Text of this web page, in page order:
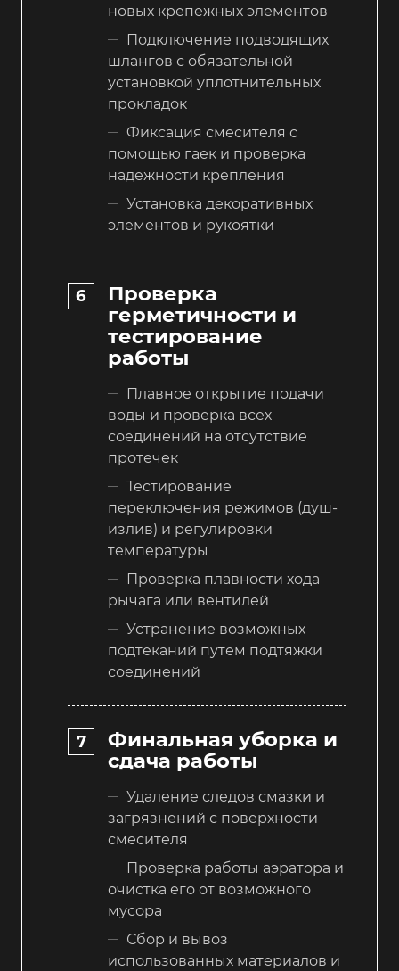
новых крепежных элементов
Подключение подводящих
шлангов с обязательной
установкой уплотнительных
прокладок
Фиксация смесителя с
помощью гаек и проверка
надежности крепления
Установка декоративных
элементов и рукоятки
Проверка
герметичности и
тестирование
работы
Плавное открытие подачи
воды и проверка всех
соединений на отсутствие
протечек
Тестирование
переключения режимов (душ-
излив) и регулировки
температуры
Проверка плавности хода
рычага или вентилей
Устранение возможных
подтеканий путем подтяжки
соединений
Финальная уборка и
сдача работы
Удаление следов смазки и
загрязнений с поверхности
смесителя
Проверка работы аэратора и
очистка его от возможного
мусора
Сбор и вывоз
использованных материалов и